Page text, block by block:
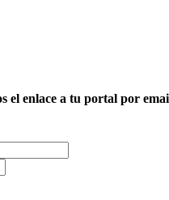
el enlace a tu portal por